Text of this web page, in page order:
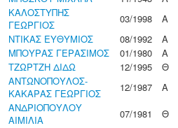
ΚΑΛΟΣΤΥΠΗΣ
ΓΕΩΡΓΙΟΣ
03/1998
Α
ΝΤΙΚΑΣ ΕΥΘΥΜΙΟΣ 08/1992
Α
ΜΠΟΥΡΑΣ ΓΕΡΑΣΙΜΟΣ 01/1980
Α
ΤΖΩΡΤΖΗ ΔΙΔΩ 12/1995
Θ
ΑΝΤΩΝΟΠΟΥΛΟΣ-
ΚΑΚΑΡΑΣ ΓΕΩΡΓΙΟΣ
12/1987
Α
ΑΝΔΡΙΟΠΟΥΛΟΥ
ΑΙΜΙΛΙΑ
07/1981
Θ